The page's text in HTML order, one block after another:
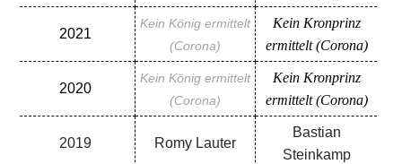
2021
Kein König ermittelt
(Corona)
Kein Kronprinz
ermittelt (Corona)
2020
Kein König ermittelt
(Corona)
Kein Kronprinz
ermittelt (Corona)
2019 Romy Lauter
Bastian
Steinkamp